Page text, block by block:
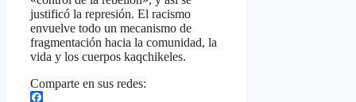
justificó la represión. El racismo
envuelve todo un mecanismo de
fragmentación hacia la comunidad, la
vida y los cuerpos kaqchikeles.
Comparte en sus redes: